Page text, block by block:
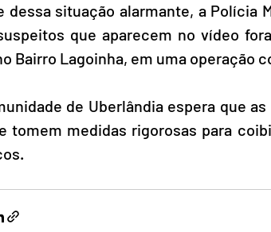
dessa situação alarmante, a Polícia
que aparecem no vídeo
Bairro Lagoinha, em uma operação
de Uberlândia espera que
tomem medidas rigorosas para